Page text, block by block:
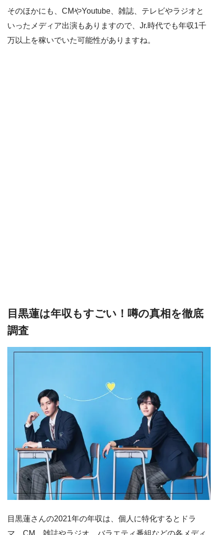
そのほかにも、CMやYoutube、雑誌、テレビやラジオと
いったメディア出演もありますので、Jr.時代でも年収1千
万以上を稼いでいた可能性がありますね。
目黒蓮は年収もすごい！噂の真相を徹底
調査
目黒蓮さんの2021年の年収は、個人に特化するとドラ
マ、CM、雑誌やラジオ、バラエティ番組などの各メディ